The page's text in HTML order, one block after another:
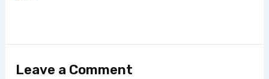
Leave a Comment